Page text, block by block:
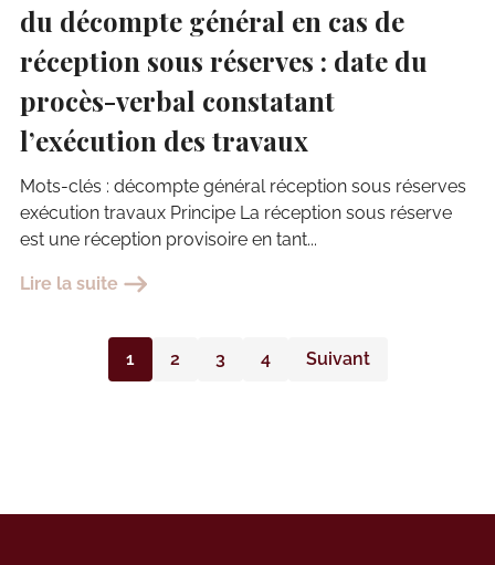
du décompte général en cas de
réception sous réserves : date du
procès-verbal constatant
l’exécution des travaux
Mots-clés : décompte général réception sous réserves
exécution travaux Principe La réception sous réserve
est une réception provisoire en tant...
Lire la suite
1 2 3 4 Suivant